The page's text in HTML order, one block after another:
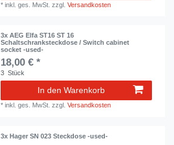
*inkl. ges. MwSt. zzgl.Versandkosten
3x AEG Elfa ST16 ST 16
Schaltschranksteckdose / Switch cabinet
socket -used-
18,00 € *
3 Stück
In den Warenkorb
*inkl. ges. MwSt. zzgl.Versandkosten
3x Hager SN 023 Steckdose -used-